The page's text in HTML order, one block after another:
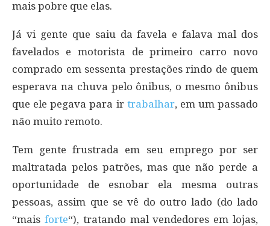
mais pobre que elas.
Já vi gente que saiu da favela e falava mal dos
favelados e motorista de primeiro carro novo
comprado em sessenta prestações rindo de quem
esperava na chuva pelo ônibus, o mesmo ônibus
que ele pegava para ir trabalhar, em um passado
não muito remoto.
Tem gente frustrada em seu emprego por ser
maltratada pelos patrões, mas que não perde a
oportunidade de esnobar ela mesma outras
pessoas, assim que se vê do outro lado (do lado
“mais forte“), tratando mal vendedores em lojas,